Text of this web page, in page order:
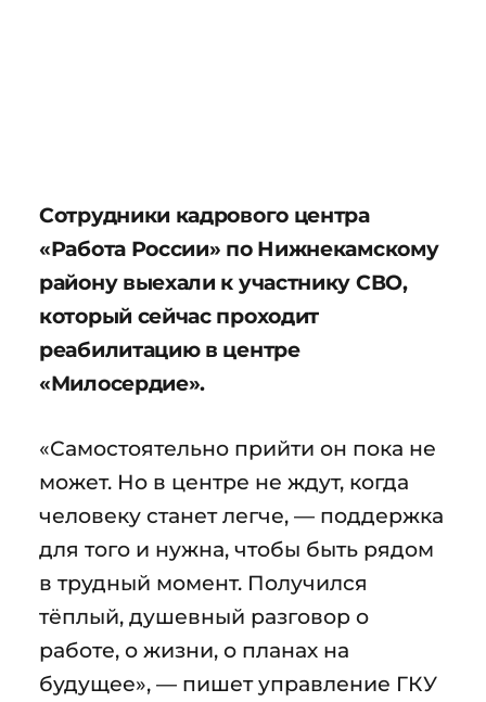
Сотрудники кадрового центра
«Работа России» по Нижнекамскому
району выехали к участнику СВО,
который сейчас проходит
реабилитацию в центре
«Милосердие».
«Самостоятельно прийти он пока не
может. Но в центре не ждут, когда
человеку станет легче, — поддержка
для того и нужна, чтобы быть рядом
в трудный момент. Получился
тёплый, душевный разговор о
работе, о жизни, о планах на
будущее», — пишет управление ГКУ